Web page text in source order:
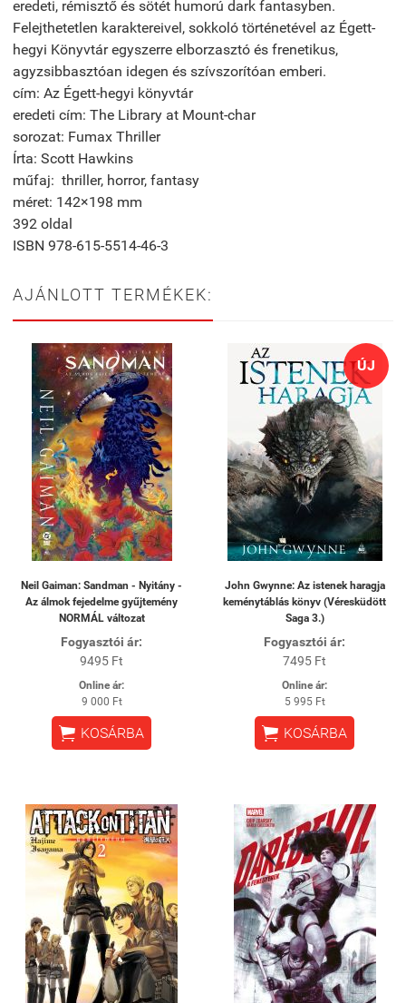
eredeti, rémisztő és sötét humorú dark fantasyben.
Felejthetetlen karaktereivel, sokkoló történetével az Égett-
hegyi Könyvtár egyszerre elborzasztó és frenetikus,
agyzsibbasztóan idegen és szívszorítóan emberi.
cím: Az Égett-hegyi könyvtár
eredeti cím: The Library at Mount-char
sorozat: Fumax Thriller
Írta: Scott Hawkins
műfaj: thriller, horror, fantasy
méret: 142×198 mm
392 oldal
ISBN 978-615-5514-46-3
AJÁNLOTT TERMÉKEK:
Neil Gaiman: Sandman - Nyitány -
Az álmok fejedelme gyűjtemény
NORMÁL változat
Fogyasztói ár:
9495 Ft
Online ár:
9 000 Ft
 KOSÁRBA
ÚJ
John Gwynne: Az istenek haragja
keménytáblás könyv (Véresküdött
Saga 3.)
Fogyasztói ár:
7495 Ft
Online ár:
5 995 Ft
 KOSÁRBA